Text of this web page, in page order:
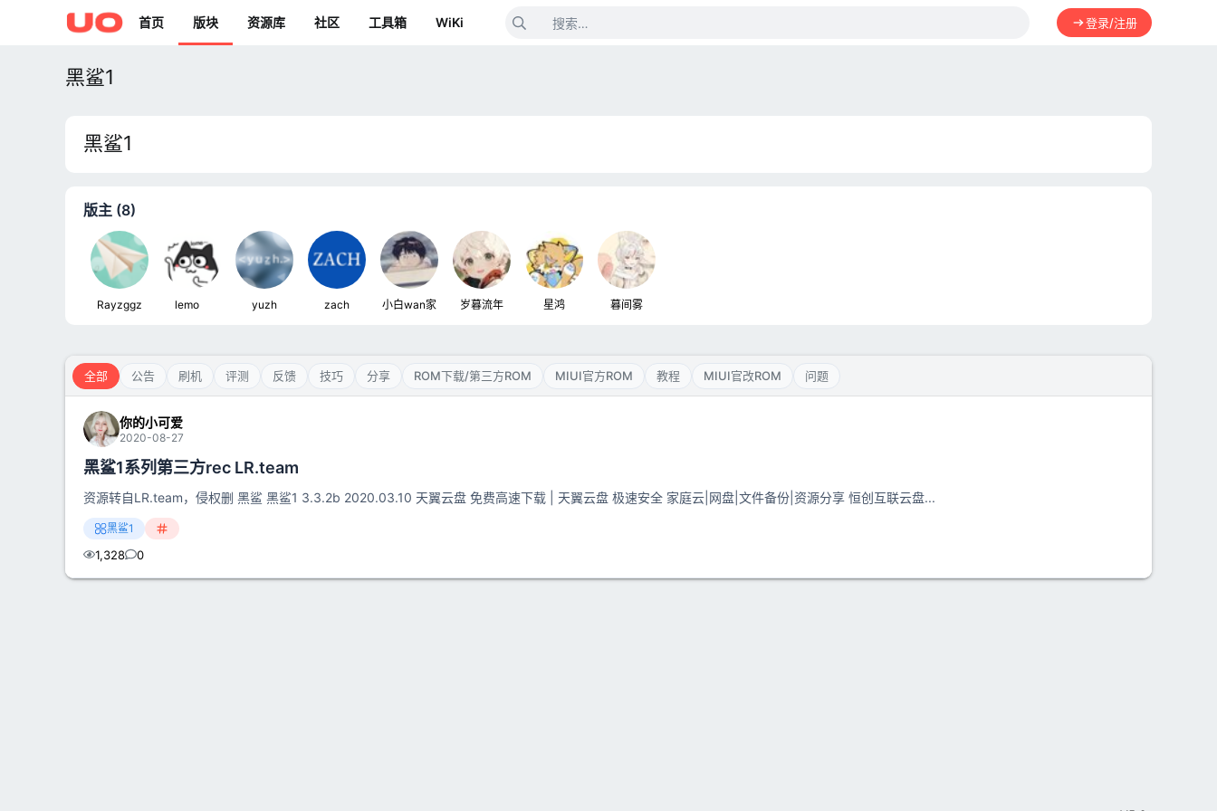
首页 版块 资源库 社区 工具箱 WiKi 登录/注册
黑鲨1
黑鲨1
版主 (8)
Rayzggz lemoㅤ yuzh zach 小白wan家 岁暮流年 星鸿 暮间雾
全部 公告 刷机 评测 反馈 技巧 分享 ROM下载/第三方ROM MIUI官方ROM 教程 MIUI官改ROM 问题
你的小可爱
2020-08-27
黑鲨1系列第三方rec LR.team
资源转自LR.team，侵权删 黑鲨 黑鲨1 3.3.2b 2020.03.10 天翼云盘 免费高速下载 | 天翼云盘 极速安全 家庭云|网盘|文件备份|资源分享 恒创互联云盘...
黑鲨1
1,328 0